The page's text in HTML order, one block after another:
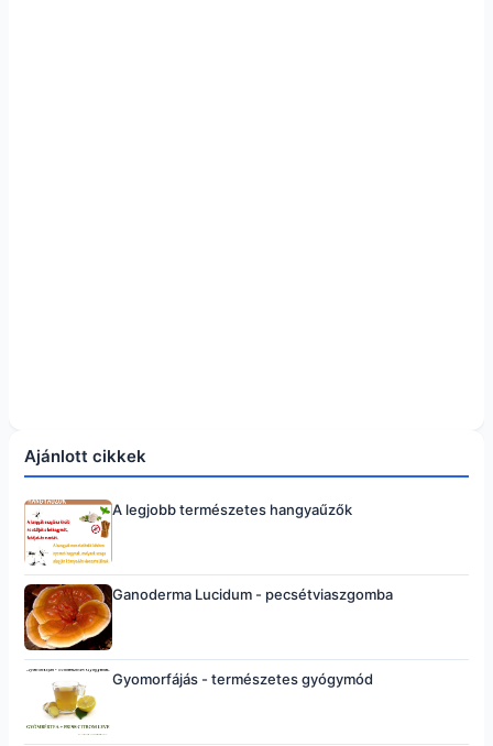
Ajánlott cikkek
A legjobb természetes hangyaűzők
Ganoderma Lucidum - pecsétviaszgomba
Gyomorfájás - természetes gyógymód